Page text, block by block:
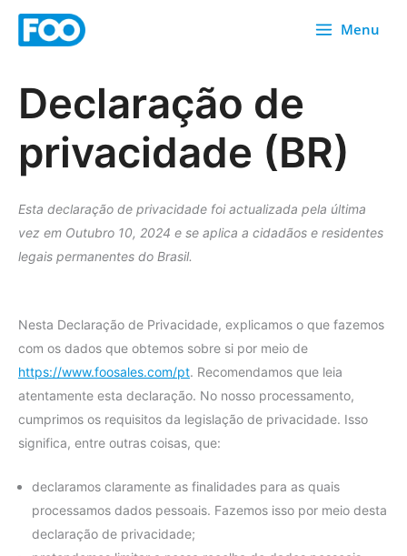
Saltar
conteúdo
Menu
Declaração de
privacidade (BR)
Esta declaração de privacidade foi actualizada pela última
vez em Outubro 10, 2024 e se aplica a cidadãos e residentes
legais permanentes do Brasil.
Nesta Declaração de Privacidade, explicamos o que fazemos
com os dados que obtemos sobre si por meio de
https://www.foosales.com/pt. Recomendamos que leia
atentamente esta declaração. No nosso processamento,
cumprimos os requisitos da legislação de privacidade. Isso
significa, entre outras coisas, que:
declaramos claramente as finalidades para as quais
processamos dados pessoais. Fazemos isso por meio desta
declaração de privacidade;